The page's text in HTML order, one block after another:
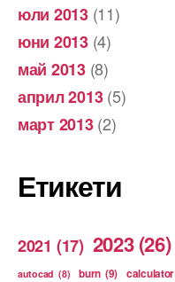
юли 2013(11)
юни 2013(4)
май 2013(8)
април 2013(5)
март 2013(2)
Етикети
2021 (17) 2023 (26)
autocad (8) burn (9) calculator